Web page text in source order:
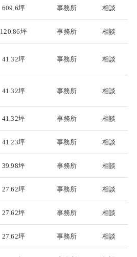
609.6坪 事務所 相談
120.86坪 事務所 相談
41.32坪 事務所 相談
41.32坪 事務所 相談
41.32坪 事務所 相談
41.23坪 事務所 相談
39.98坪 事務所 相談
27.62坪 事務所 相談
27.62坪 事務所 相談
27.62坪 事務所 相談